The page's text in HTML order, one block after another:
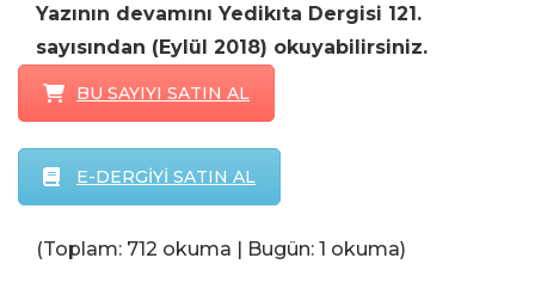
Yazının devamını Yedikıta Dergisi 121.
sayısından (Eylül 2018) okuyabilirsiniz.
BU SAYIYI SATIN AL
E-DERGİYİ SATIN AL
(Toplam: 712 okuma | Bugün: 1 okuma)